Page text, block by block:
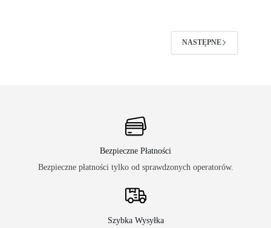
NASTĘPNE
Bezpieczne Płatności
Bezpieczne płatności tylko od sprawdzonych operatorów.
Szybka Wysyłka